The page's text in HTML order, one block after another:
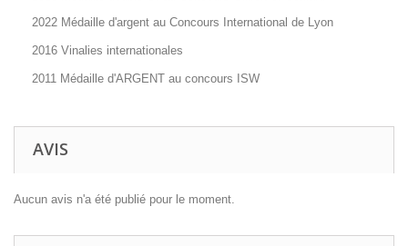
2022 Médaille d'argent au Concours International de Lyon
2016 Vinalies internationales
2011 Médaille d'ARGENT au concours ISW
AVIS
Aucun avis n'a été publié pour le moment.